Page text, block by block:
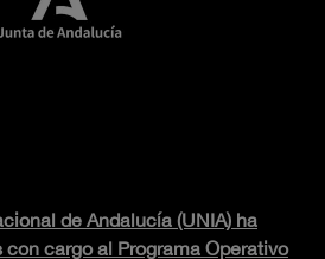
de Andalucía (UNIA) ha
cargo al Programa Operativo